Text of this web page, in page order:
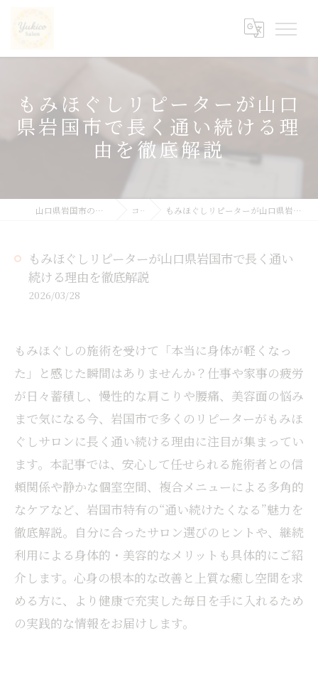
もみほぐしリピーターが山口
県岩国市で長く通い続ける理
由を徹底解説
山口県岩国市の整体ならyukicoサロン コラム もみほぐしリピーターが山口県岩国市で長く通い続ける理由を徹底解説
もみほぐしリピーターが山口県岩国市で長く通い
続ける理由を徹底解説
2026/03/28
もみほぐしの施術を受けて「本当に身体が軽くなっ
た」と感じた瞬間はありませんか？仕事や家事の疲労
が日々蓄積し、慢性的な肩こりや腰痛、美容面の悩み
まで気になる今、岩国市で多くのリピーターがもみほ
ぐしサロンに長く通い続ける理由に注目が集まってい
ます。本記事では、安心して任せられる施術者との信
頼関係や静かな個室空間、複合メニューによる多角的
なケアなど、岩国市特有の“通い続けたくなる”魅力を
徹底解説。自分に合ったサロン選びのヒントや、継続
利用による身体的・美容的なメリットも具体的にご紹
介します。心身の根本的な改善と上質な癒し空間を求
める方に、より健康で充実した毎日を手に入れるため
の実践的な情報をお届けします。